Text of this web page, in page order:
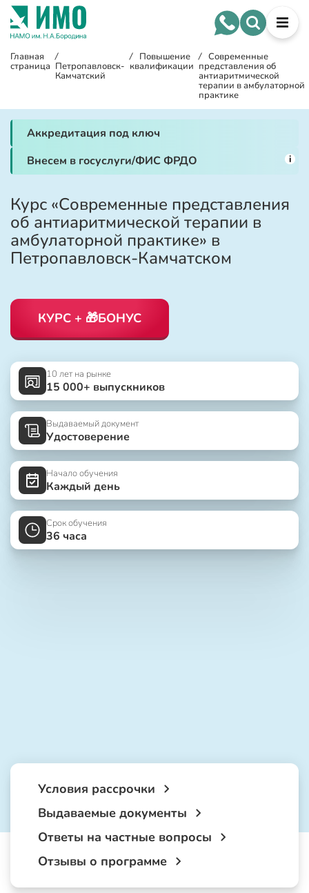
Главная
страница
/
Петропавловск-
Камчатский
/ Повышение
квалификации
/ Современные
представления об
антиаритмической
терапии в амбулаторной
практике
Аккредитация под ключ
Внесем в госуслуги/ФИС ФРДО
i
Курс «Современные представления
об антиаритмической терапии в
амбулаторной практике» в
Петропавловск-Камчатском
КУРС + 🎁БОНУС
10 лет на рынке
15 000+ выпускников
Выдаваемый документ
Удостоверение
Начало обучения
Каждый день
Срок обучения
36 часа
Условия рассрочки
Выдаваемые документы
Ответы на частные вопросы
Отзывы о программе